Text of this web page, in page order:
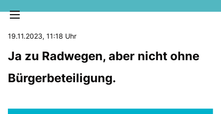
19.11.2023, 11:18 Uhr
Ja zu Radwegen, aber nicht ohne
Bürgerbeteiligung.